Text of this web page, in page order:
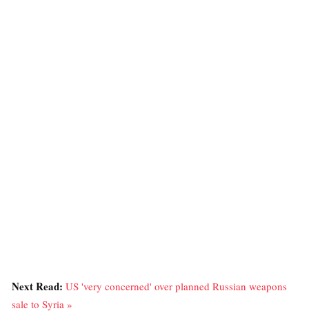
Next Read: US 'very concerned' over planned Russian weapons
sale to Syria »